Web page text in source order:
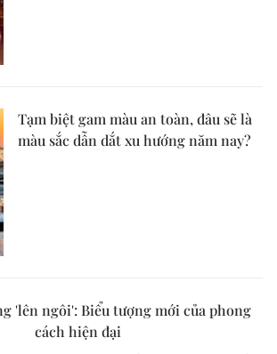
Tạm biệt gam màu an toàn, đâu sẽ là
màu sắc dẫn dắt xu hướng năm nay?
'lên ngôi': Biểu tượng mới của phong
cách hiện đại